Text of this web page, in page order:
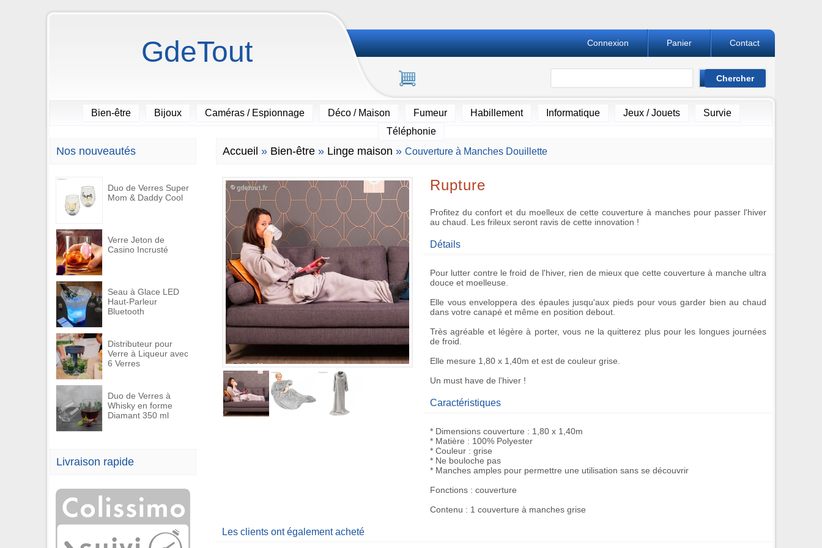
GdeTout Contact
Panier
Connexion
Bien-être Bijoux Caméras / Espionnage Déco / Maison Fumeur Habillement Informatique Jeux / Jouets
Survie
Téléphonie
Nos nouveautés
Duo de Verres Super
Mom & Daddy Cool
Verre Jeton de
Casino Incrusté
Seau à Glace LED
Haut-Parleur
Bluetooth
Distributeur pour
Verre à Liqueur avec
6 Verres
Duo de Verres à
Whisky en forme
Diamant 350 ml
Livraison rapide
Accueil » Bien-être » Linge maison » Couverture à Manches Douillette
Rupture
Profitez du confort et du moelleux de cette couverture à manches pour passer l'hiver
au chaud. Les frileux seront ravis de cette innovation !
Détails
Pour lutter contre le froid de l'hiver, rien de mieux que cette couverture à manche ultra
douce et moelleuse.
Elle vous enveloppera des épaules jusqu'aux pieds pourvous garder bien au chaud
dans votre canapé et même en position debout.
Très agréable et légère à porter, vous ne la quitterez plus pour les longues journées
de froid.
Elle mesure 1,80 x 1,40m et est de couleur grise.
Un must have de l'hiver !
Caractéristiques
* Dimensions couverture : 1,80 x 1,40m
* Matière : 100% Polyester
* Couleur : grise
* Ne bouloche pas
* Manches amples pour permettre une utilisation sans se découvrir
Fonctions : couverture
Contenu : 1 couverture à manches grise
Les clients ont également acheté